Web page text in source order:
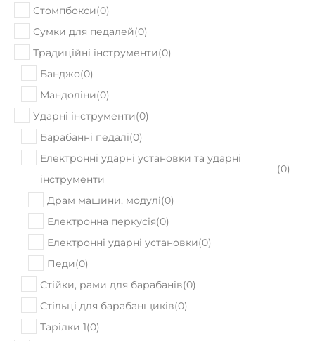
Стомпбокси(0)
Сумки для педалей(0)
Традиційні інструменти(0)
Банджо(0)
Мандоліни(0)
Ударні інструменти(0)
Барабанні педалі(0)
Електронні ударні установки та ударні
інструменти
(0)
Драм машини, модулі(0)
Електронна перкусія(0)
Електронні ударні установки(0)
Педи(0)
Стійки, рами для барабанів(0)
Стільці для барабанщиків(0)
Тарілки 1(0)